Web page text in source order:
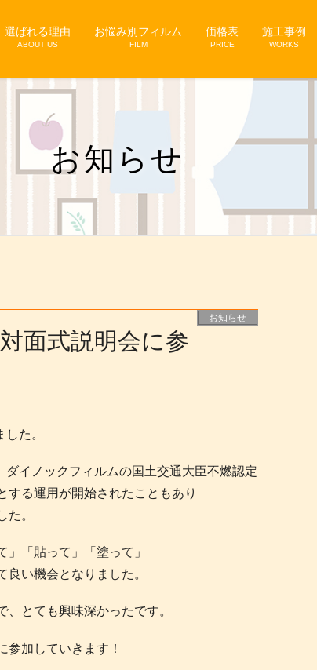
選ばれる理由
ABOUT US
お悩み別フィルム
FILM
価格表
PRICE
施工事例
WORKS
お知らせ
お知らせ
面式説明会に参
た。
イノックフィルムの国土交通大臣不燃認定
する運用が開始されたこともあり
。
「貼って」「塗って」
い機会となりました。
とても興味深かったです。
加していきます！